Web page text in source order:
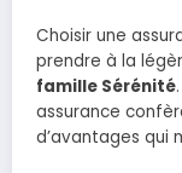
Choisir une
prendre à la
famille Sérénité
assurance
d’avantages qui